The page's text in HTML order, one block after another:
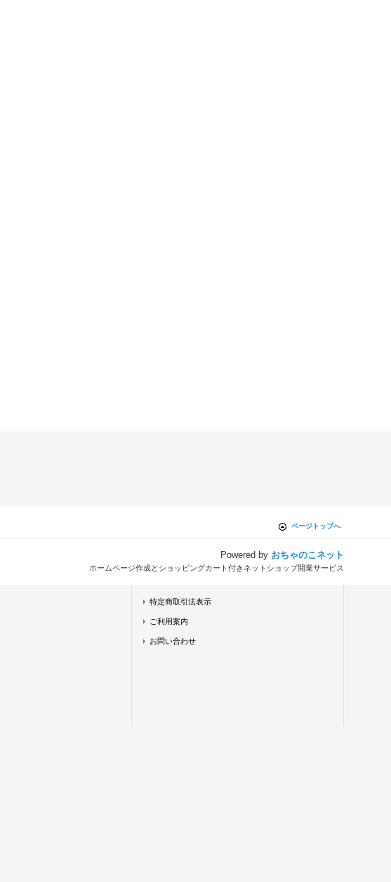
ページトップへ
Powered by おちゃのこネット
ホームページ作成とショッピングカート付きネットショップ開業サービス
特定商取引法表示
ご利用案内
お問い合わせ